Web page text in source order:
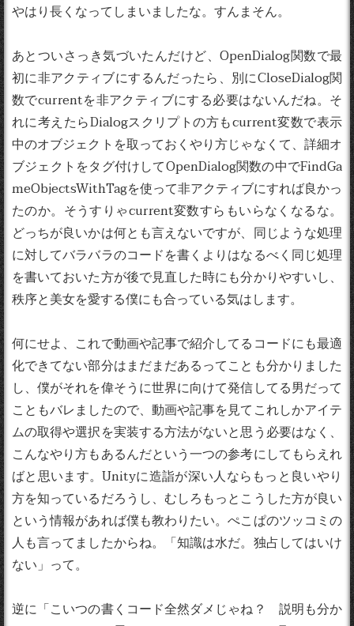
やはり長くなってしまいましたな。すんまそん。
あとついさっき気づいたんだけど、OpenDialog関数で最
初に非アクティブにするんだったら、別にCloseDialog関
数でcurrentを非アクティブにする必要はないんだね。そ
れに考えたらDialogスクリプトの方もcurrent変数で表示
中のオブジェクトを取っておくやり方じゃなくて、詳細オ
ブジェクトをタグ付けしてOpenDialog関数の中でFindGa
meObjectsWithTagを使って非アクティブにすれば良かっ
たのか。そうすりゃcurrent変数すらもいらなくなるな。
どっちが良いかは何とも言えないですが、同じような処理
に対してバラバラのコードを書くよりはなるべく同じ処理
を書いておいた方が後で見直した時にも分かりやすいし、
秩序と美女を愛する僕にも合っている気はします。
何にせよ、これで動画や記事で紹介してるコードにも最適
化できてない部分はまだまだあるってことも分かりました
し、僕がそれを偉そうに世界に向けて発信してる男だって
こともバレましたので、動画や記事を見てこれしかアイテ
ムの取得や選択を実装する方法がないと思う必要はなく、
こんなやり方もあるんだという一つの参考にしてもらえれ
ばと思います。Unityに造詣が深い人ならもっと良いやり
方を知っているだろうし、むしろもっとこうした方が良い
という情報があれば僕も教わりたい。ぺこぱのツッコミの
人も言ってましたからね。「知識は水だ。独占してはいけ
ない」って。
逆に「こいつの書くコード全然ダメじゃね？ 説明も分か